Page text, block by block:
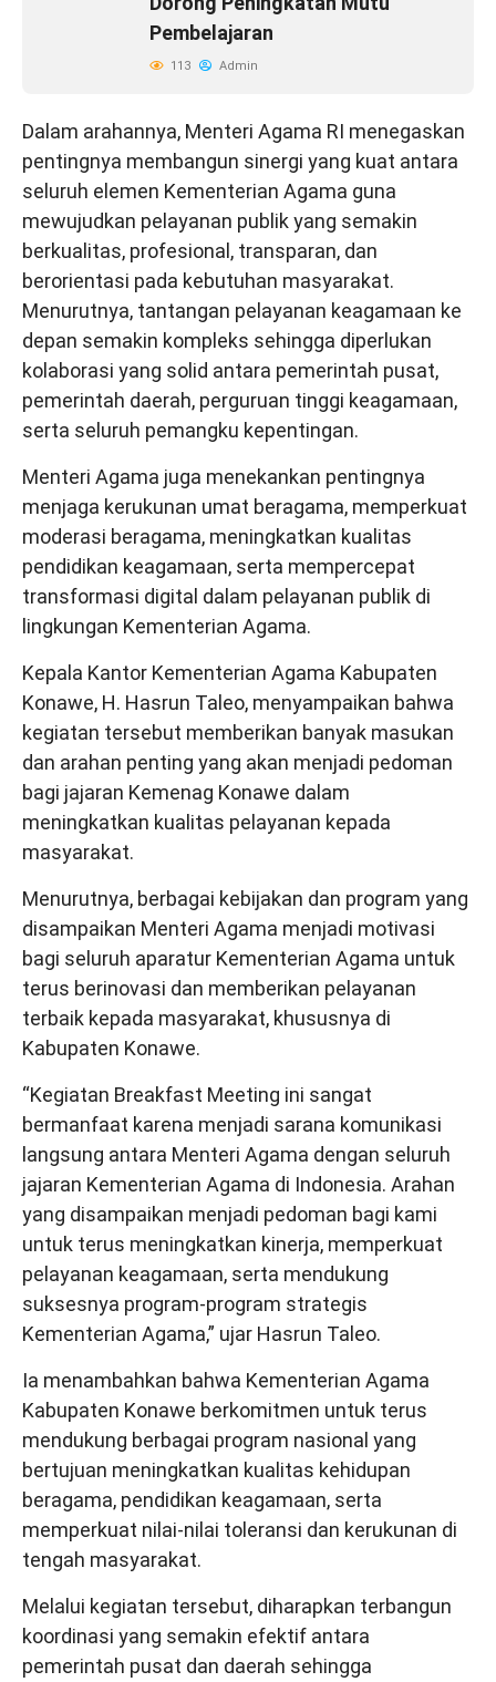
Pembelajaran
113 Admin
Dalam arahannya, Menteri Agama RI menegaskan
pentingnya membangun sinergi yang kuat antara
seluruh elemen Kementerian Agama guna
mewujudkan pelayanan publik yang semakin
berkualitas, profesional, transparan, dan
berorientasi pada kebutuhan masyarakat.
Menurutnya, tantangan pelayanan keagamaan ke
depan semakin kompleks sehingga diperlukan
kolaborasi yang solid antara pemerintah pusat,
pemerintah daerah, perguruan tinggi keagamaan,
serta seluruh pemangku kepentingan.
Menteri Agama juga menekankan pentingnya
menjaga kerukunan umat beragama, memperkuat
moderasi beragama, meningkatkan kualitas
pendidikan keagamaan, serta mempercepat
transformasi digital dalam pelayanan publik di
lingkungan Kementerian Agama.
Kepala Kantor Kementerian Agama Kabupaten
Konawe, H. Hasrun Taleo, menyampaikan bahwa
kegiatan tersebut memberikan banyak masukan
dan arahan penting yang akan menjadi pedoman
bagi jajaran Kemenag Konawe dalam
meningkatkan kualitas pelayanan kepada
masyarakat.
Menurutnya, berbagai kebijakan dan program yang
disampaikan Menteri Agama menjadi motivasi
bagi seluruh aparatur Kementerian Agama untuk
terus berinovasi dan memberikan pelayanan
terbaik kepada masyarakat, khususnya di
Kabupaten Konawe.
“Kegiatan Breakfast Meeting ini sangat
bermanfaat karena menjadi sarana komunikasi
langsung antara Menteri Agama dengan seluruh
jajaran Kementerian Agama di Indonesia. Arahan
yang disampaikan menjadi pedoman bagi kami
untuk terus meningkatkan kinerja, memperkuat
pelayanan keagamaan, serta mendukung
suksesnya program-program strategis
Kementerian Agama,” ujar Hasrun Taleo.
Ia menambahkan bahwa Kementerian Agama
Kabupaten Konawe berkomitmen untuk terus
mendukung berbagai program nasional yang
bertujuan meningkatkan kualitas kehidupan
beragama, pendidikan keagamaan, serta
memperkuat nilai-nilai toleransi dan kerukunan di
tengah masyarakat.
Melalui kegiatan tersebut, diharapkan terbangun
koordinasi yang semakin efektif antara
pemerintah pusat dan daerah sehingga